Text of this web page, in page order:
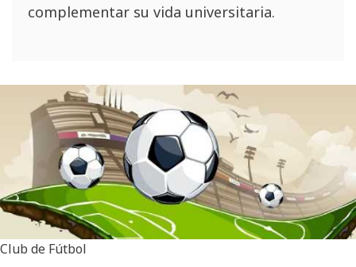
complementar su vida universitaria.
Club de Fútbol